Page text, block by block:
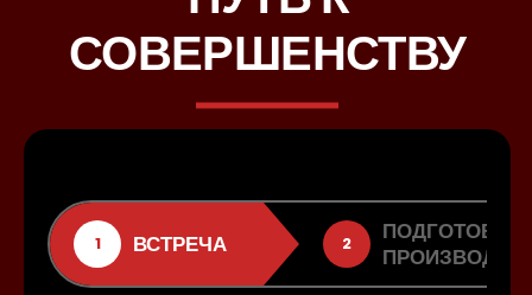
СОВЕРШЕНСТВУ
1 ВСТРЕЧА 2
ПОДГОТОВКА